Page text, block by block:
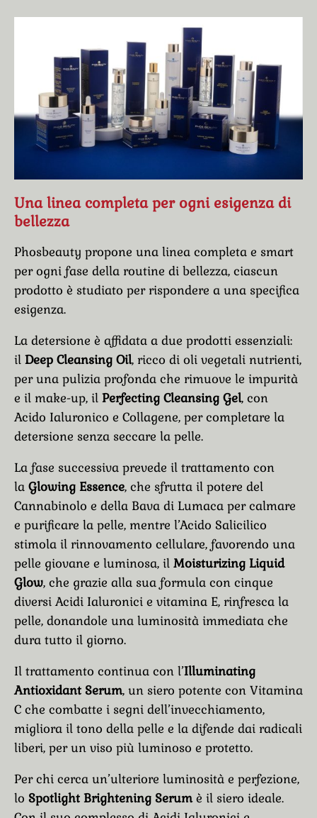
Una linea completa per ogni esigenza di
bellezza
Phosbeauty propone una linea completa e smart
per ogni fase della routine di bellezza, ciascun
prodotto è studiato per rispondere a una specifica
esigenza.
La detersione è affidata a due prodotti essenziali:
il Deep Cleansing Oil, ricco di oli vegetali nutrienti,
per una pulizia profonda che rimuove le impurità
e il make-up, il Perfecting Cleansing Gel, con
Acido Ialuronico e Collagene, per completare la
detersione senza seccare la pelle.
La fase successiva prevede il trattamento con
la Glowing Essence, che sfrutta il potere del
Cannabinolo e della Bava di Lumaca per calmare
e purificare la pelle, mentre l’Acido Salicilico
stimola il rinnovamento cellulare, favorendo una
pelle giovane e luminosa, il Moisturizing Liquid
Glow, che grazie alla sua formula con cinque
diversi Acidi Ialuronici e vitamina E, rinfresca la
pelle, donandole una luminosità immediata che
dura tutto il giorno.
Il trattamento continua con l’Illuminating
Antioxidant Serum, un siero potente con Vitamina
C che combatte i segni dell’invecchiamento,
migliora il tono della pelle e la difende dai radicali
liberi, per un viso più luminoso e protetto.
Per chi cerca un’ulteriore luminosità e perfezione,
lo Spotlight Brightening Serumè il siero ideale.